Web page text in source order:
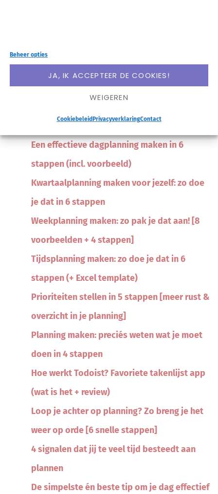
Beheer opties
JA, IK ACCEPTEER DE COOKIES!
WEIGEREN
Cookiebeleid PrivacyverklaringContact
taken en werk proactiever
moet je vooruit plannen
haalbaarder te plannen
Een effectieve dagplanning maken in 6
stappen (incl. voorbeeld)
Kwartaalplanning maken voor jezelf: zo doe
je dat in 6 stappen
Weekplanning maken: zo pak je dat aan! [8
voorbeelden + 4 stappen]
Tijdsplanning maken: zo doe je dat in 6
stappen (+ Excel template)
Prioriteiten stellen in 5 stappen [meer rust &
overzicht in je planning]
Planning maken: preciés weten wat je moet
doen in 4 stappen
Hoe werkt Todoist? Favoriete takenlijst app
(wat is het + review)
Loop je achter op planning? Zo breng je het
weer op orde [6 snelle stappen]
4 signalen dat jij te veel tijd besteedt aan
plannen
De simpelste én beste tip om je dag effectief